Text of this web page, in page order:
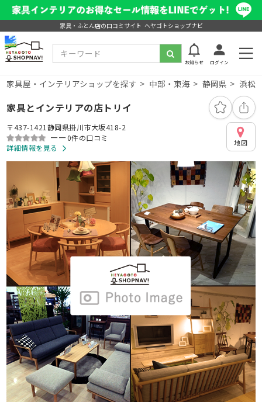
家具・ふとん店の口コミサイト ヘヤゴトショップナビ
お知らせ ログイン
家具屋・インテリアショップを探す 中部・東海 静岡県 浜松
家具とインテリアの店トリイ
〒437-1421静岡県掛川市大坂418-2
ーー0件の口コミ
詳細情報を見る
地図